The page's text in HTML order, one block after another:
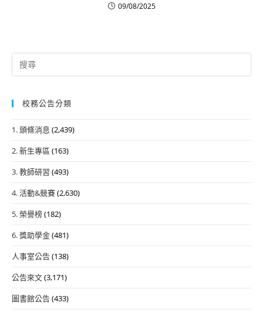
09/08/2025
Search
for:
校務公告分類
1. 頭條消息 (2,439)
2. 新生專區 (163)
3. 教師研習 (493)
4. 活動&競賽(2,630)
5. 榮譽榜(182)
6. 獎助學金(481)
人事室公告(138)
公告來文(3,171)
圖書館公告(433)